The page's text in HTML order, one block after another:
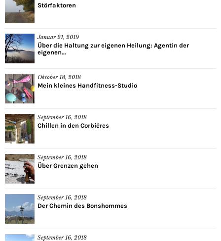
Störfaktoren
Januar 21, 2019
Über die Haltung zur eigenen Heilung: Agentin der
eigenen...
Oktober 18, 2018
Mein kleines Handfitness-Studio
September 16, 2018
Chillen in den Corbières
September 16, 2018
Über Grenzen gehen
September 16, 2018
Der Chemin des Bonshommes
September 16, 2018